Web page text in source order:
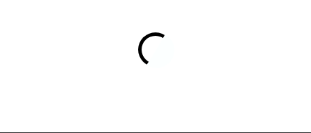
Мужчина опубликовал фото с «летающим в небе»